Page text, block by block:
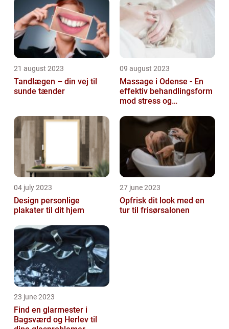
21 august 2023
Tandlægen – din vej til
sunde tænder
09 august 2023
Massage i Odense - En
effektiv behandlingsform
mod stress og
04 july 2023
Design personlige
plakater til dit hjem
27 june 2023
Opfrisk dit look med en
tur til frisørsalonen
23 june 2023
Find en glarmester i
Bagsværd og Herlev til